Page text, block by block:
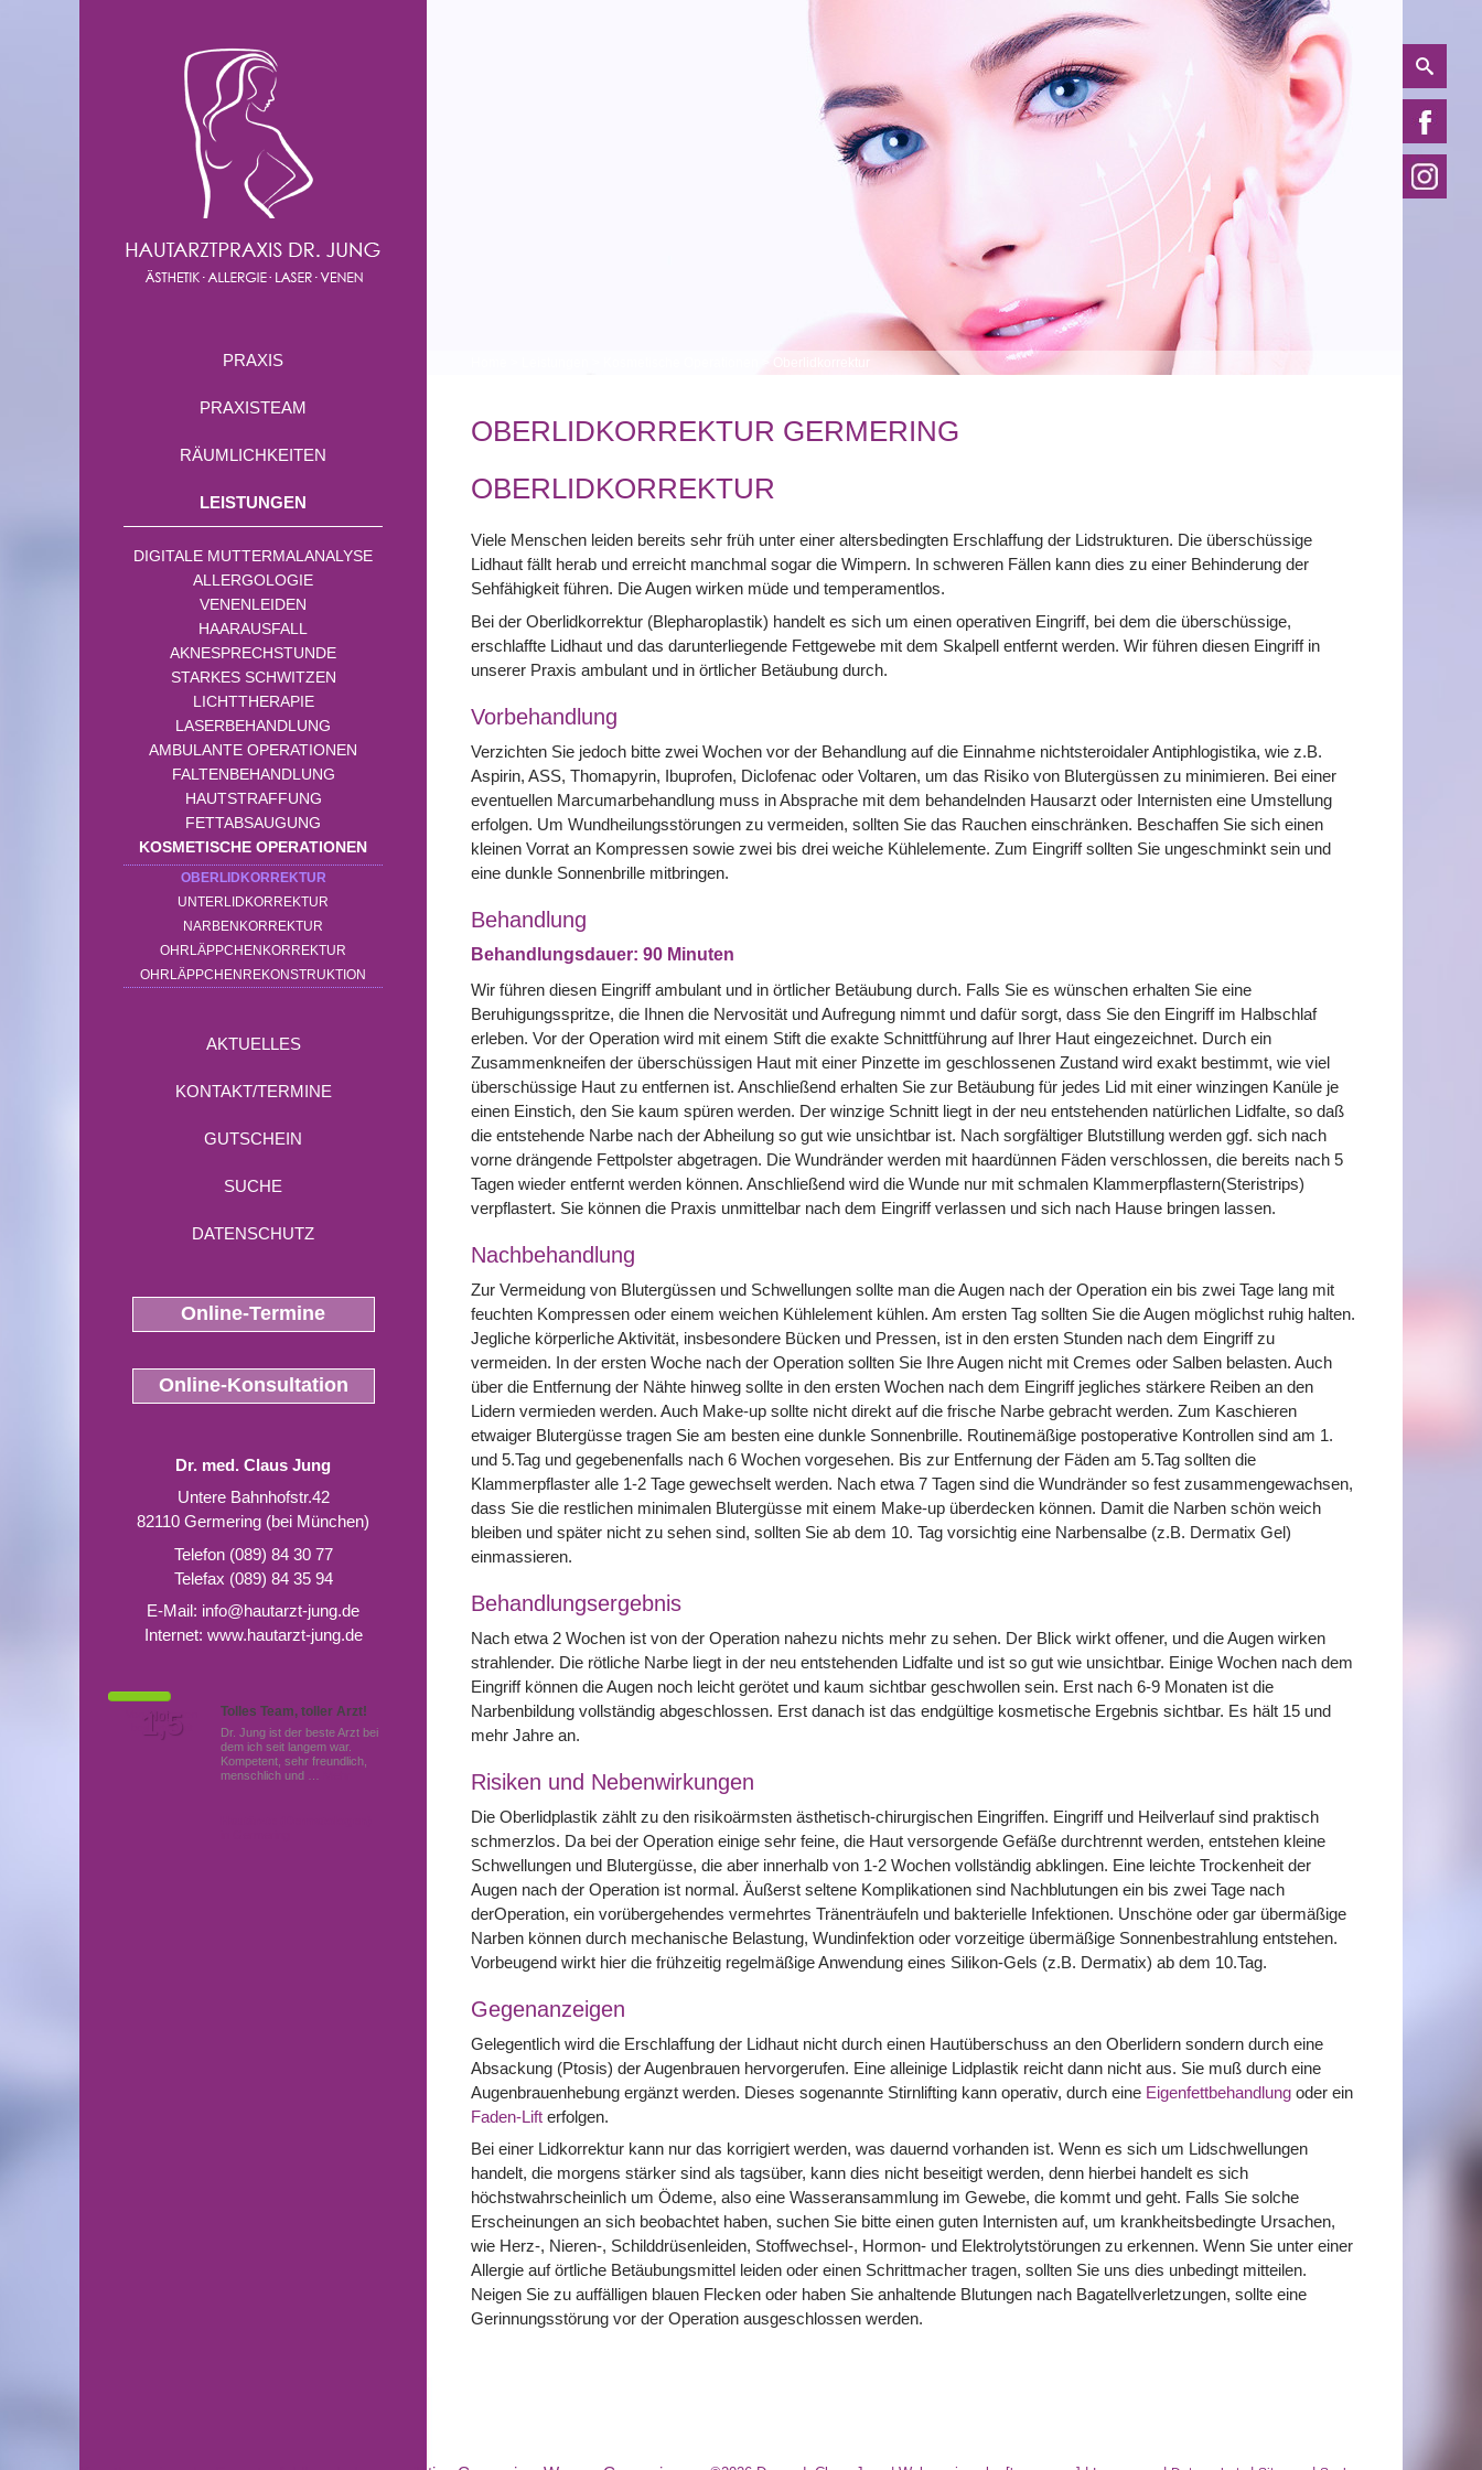
PRAXIS
PRAXISTEAM
RÄUMLICHKEITEN
LEISTUNGEN
DIGITALE MUTTERMALANALYSE
ALLERGOLOGIE
VENENLEIDEN
HAARAUSFALL
AKNESPRECHSTUNDE
STARKES SCHWITZEN
LICHTTHERAPIE
LASERBEHANDLUNG
AMBULANTE OPERATIONEN
FALTENBEHANDLUNG
HAUTSTRAFFUNG
FETTABSAUGUNG
KOSMETISCHE OPERATIONEN
OBERLIDKORREKTUR
UNTERLIDKORREKTUR
NARBENKORREKTUR
OHRLÄPPCHENKORREKTUR
OHRLÄPPCHENREKONSTRUKTION
AKTUELLES
KONTAKT/TERMINE
GUTSCHEIN
SUCHE
DATENSCHUTZ
Online-Termine
Online-Konsultation
Dr. med. Claus Jung
Untere Bahnhofstr.42
82110 Germering (bei München)
Telefon (089) 84 30 77
Telefax (089) 84 35 94
E-Mail: info@hautarzt-jung.de
Internet: www.hautarzt-jung.de
Tolles Team, toller Arzt!
Dr. Jung ist der beste Arzt bei
dem ich seit langem war.
Kompetent, sehr freundlich,
menschlich und …
Von Patienten
bewertet mit
Note
1,5
OBERLIDKORREKTUR GERMERING
OBERLIDKORREKTUR
Viele Menschen leiden bereits sehr früh unter einer altersbedingten Erschlaffung der Lidstrukturen. Die überschüssige
Lidhaut fällt herab und erreicht manchmal sogar die Wimpern. In schweren Fällen kann dies zu einer Behinderung der
Sehfähigkeit führen. Die Augen wirken müde und temperamentlos.
Bei der Oberlidkorrektur (Blepharoplastik) handelt es sich um einen operativen Eingriff, bei dem die überschüssige,
erschlaffte Lidhaut und das darunterliegende Fettgewebe mit dem Skalpell entfernt werden. Wir führen diesen Eingriff in
unserer Praxis ambulant und in örtlicher Betäubung durch.
Vorbehandlung
Verzichten Sie jedoch bitte zwei Wochen vor der Behandlung auf die Einnahme nichtsteroidaler Antiphlogistika, wie z.B.
Aspirin, ASS, Thomapyrin, Ibuprofen, Diclofenac oder Voltaren, um das Risiko von Blutergüssen zu minimieren. Bei einer
eventuellen Marcumarbehandlung muss in Absprache mit dem behandelnden Hausarzt oder Internisten eine Umstellung
erfolgen. Um Wundheilungsstörungen zu vermeiden, sollten Sie das Rauchen einschränken. Beschaffen Sie sich einen
kleinen Vorrat an Kompressen sowie zwei bis drei weiche Kühlelemente. Zum Eingriff sollten Sie ungeschminkt sein und
eine dunkle Sonnenbrille mitbringen.
Behandlung
Behandlungsdauer: 90 Minuten
Wir führen diesen Eingriff ambulant und in örtlicher Betäubung durch. Falls Sie es wünschen erhalten Sie eine
Beruhigungsspritze, die Ihnen die Nervosität und Aufregung nimmt und dafür sorgt, dass Sie den Eingriff im Halbschlaf
erleben. Vor der Operation wird mit einem Stift die exakte Schnittführung auf Ihrer Haut eingezeichnet. Durch ein
Zusammenkneifen der überschüssigen Haut mit einer Pinzette im geschlossenen Zustand wird exakt bestimmt, wie viel
überschüssige Haut zu entfernen ist. Anschließend erhalten Sie zur Betäubung für jedes Lid mit einer winzingen Kanüle je
einen Einstich, den Sie kaum spüren werden. Der winzige Schnitt liegt in der neu entstehenden natürlichen Lidfalte, so daß
die entstehende Narbe nach der Abheilung so gut wie unsichtbar ist. Nach sorgfältiger Blutstillung werden ggf. sich nach
vorne drängende Fettpolster abgetragen. Die Wundränder werden mit haardünnen Fäden verschlossen, die bereits nach 5
Tagen wieder entfernt werden können. Anschließend wird die Wunde nur mit schmalen Klammerpflastern(Steristrips)
verpflastert. Sie können die Praxis unmittelbar nach dem Eingriff verlassen und sich nach Hause bringen lassen.
Nachbehandlung
Zur Vermeidung von Blutergüssen und Schwellungen sollte man die Augen nach der Operation ein bis zwei Tage lang mit
feuchten Kompressen oder einem weichen Kühlelement kühlen. Am ersten Tag sollten Sie die Augen möglichst ruhig halten.
Jegliche körperliche Aktivität, insbesondere Bücken und Pressen, ist in den ersten Stunden nach dem Eingriff zu
vermeiden. In der ersten Woche nach der Operation sollten Sie Ihre Augen nicht mit Cremes oder Salben belasten. Auch
über die Entfernung der Nähte hinweg sollte in den ersten Wochen nach dem Eingriff jegliches stärkere Reiben an den
Lidern vermieden werden. Auch Make-up sollte nicht direkt auf die frische Narbe gebracht werden. Zum Kaschieren
etwaiger Blutergüsse tragen Sie am besten eine dunkle Sonnenbrille. Routinemäßige postoperative Kontrollen sind am 1.
und 5.Tag und gegebenenfalls nach 6 Wochen vorgesehen. Bis zur Entfernung der Fäden am 5.Tag sollten die
Klammerpflaster alle 1-2 Tage gewechselt werden. Nach etwa 7 Tagen sind die Wundränder so fest zusammengewachsen,
dass Sie die restlichen minimalen Blutergüsse mit einem Make-up überdecken können. Damit die Narben schön weich
bleiben und später nicht zu sehen sind, sollten Sie ab dem 10. Tag vorsichtig eine Narbensalbe (z.B. Dermatix Gel)
einmassieren.
Behandlungsergebnis
Nach etwa 2 Wochen ist von der Operation nahezu nichts mehr zu sehen. Der Blick wirkt offener, und die Augen wirken
strahlender. Die rötliche Narbe liegt in der neu entstehenden Lidfalte und ist so gut wie unsichtbar. Einige Wochen nach dem
Eingriff können die Augen noch leicht gerötet und kaum sichtbar geschwollen sein. Erst nach 6-9 Monaten ist die
Narbenbildung vollständig abgeschlossen. Erst danach ist das endgültige kosmetische Ergebnis sichtbar. Es hält 15 und
mehr Jahre an.
Risiken und Nebenwirkungen
Die Oberlidplastik zählt zu den risikoärmsten ästhetisch-chirurgischen Eingriffen. Eingriff und Heilverlauf sind praktisch
schmerzlos. Da bei der Operation einige sehr feine, die Haut versorgende Gefäße durchtrennt werden, entstehen kleine
Schwellungen und Blutergüsse, die aber innerhalb von 1-2 Wochen vollständig abklingen. Eine leichte Trockenheit der
Augen nach der Operation ist normal. Äußerst seltene Komplikationen sind Nachblutungen ein bis zwei Tage nach
derOperation, ein vorübergehendes vermehrtes Tränenträufeln und bakterielle Infektionen. Unschöne oder gar übermäßige
Narben können durch mechanische Belastung, Wundinfektion oder vorzeitige übermäßige Sonnenbestrahlung entstehen.
Vorbeugend wirkt hier die frühzeitig regelmäßige Anwendung eines Silikon-Gels (z.B. Dermatix) ab dem 10.Tag.
Gegenanzeigen
Gelegentlich wird die Erschlaffung der Lidhaut nicht durch einen Hautüberschuss an den Oberlidern sondern durch eine
Absackung (Ptosis) der Augenbrauen hervorgerufen. Eine alleinige Lidplastik reicht dann nicht aus. Sie muß durch eine
Augenbrauenhebung ergänzt werden. Dieses sogenannte Stirnlifting kann operativ, durch eine Eigenfettbehandlung oder ein
Faden-Lift erfolgen.
Bei einer Lidkorrektur kann nur das korrigiert werden, was dauernd vorhanden ist. Wenn es sich um Lidschwellungen
handelt, die morgens stärker sind als tagsüber, kann dies nicht beseitigt werden, denn hierbei handelt es sich
höchstwahrscheinlich um Ödeme, also eine Wasseransammlung im Gewebe, die kommt und geht. Falls Sie solche
Erscheinungen an sich beobachtet haben, suchen Sie bitte einen guten Internisten auf, um krankheitsbedingte Ursachen,
wie Herz-, Nieren-, Schilddrüsenleiden, Stoffwechsel-, Hormon- und Elektrolytstörungen zu erkennen. Wenn Sie unter einer
Allergie auf örtliche Betäubungsmittel leiden oder einen Schrittmacher tragen, sollten Sie uns dies unbedingt mitteilen.
Neigen Sie zu auffälligen blauen Flecken oder haben Sie anhaltende Blutungen nach Bagatellverletzungen, sollte eine
Gerinnungsstörung vor der Operation ausgeschlossen werden.